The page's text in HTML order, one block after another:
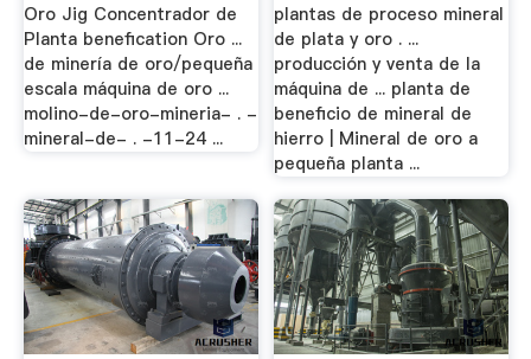
Oro Jig Concentrador de
Planta benefication Oro ...
de minería de oro/pequeña
escala máquina de oro ...
molino-de-oro-mineria- . -
mineral-de- . -11-24 ...
plantas de proceso mineral
de plata y oro . ...
producción y venta de la
máquina de ... planta de
beneficio de mineral de
hierro | Mineral de oro a
pequeña planta ...